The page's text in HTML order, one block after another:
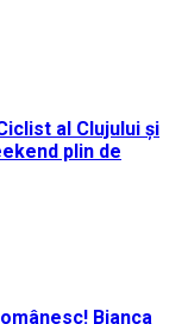
al Clujului și
plin de
Bianca